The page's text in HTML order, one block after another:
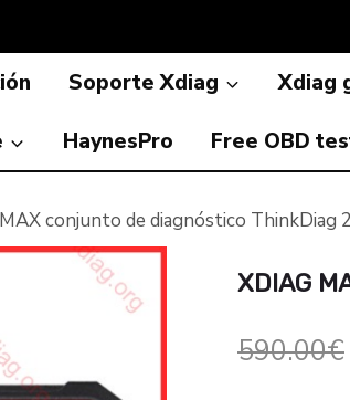
Soporte Xdiag Xdiag
HaynesPro Free OBD
conjunto de diagnóstico ThinkDiag
XDIAG
590.00€